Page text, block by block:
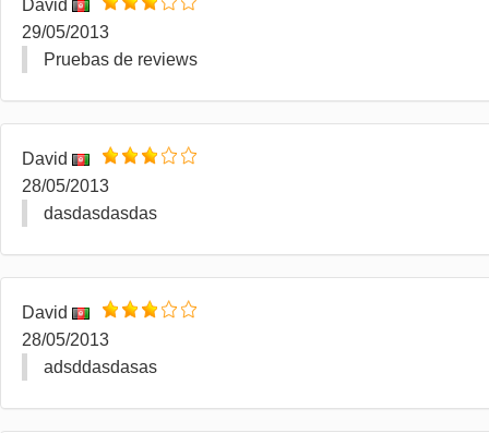
David
29/05/2013
Pruebas de reviews
David
28/05/2013
dasdasdasdas
David
28/05/2013
adsddasdasas